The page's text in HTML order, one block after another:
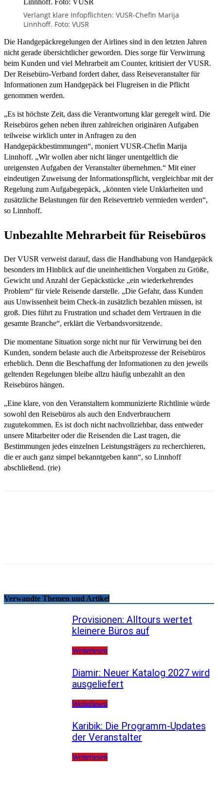
Verlangt klare Infopflichten: VUSR-Chefin Marija
Linnhoff. Foto: VUSR
Die Handgepäckregelungen der Airlines sind in den letzten Jahren
nicht gerade übersichtlicher geworden. Dies sorge für Verwirrung
beim Kunden und viel Mehrarbeit am Counter, kritisiert der VUSR.
Der Reisebüro-Verband fordert daher, dass Reiseveranstalter für
Informationen zum Handgepäck bei Flugreisen in die Pflicht
genommen werden.
„Es ist höchste Zeit, dass die Verantwortung klar geregelt wird. Die
Reisebüros gehen neben ihren zahlreichen originären Aufgaben
teilweise wirklich unter in Anfragen zu den
Handgepäckbestimmungen“, moniert VUSR-Chefin Marija
Linnhoff. „Wir wollen aber nicht länger unentgeltlich die
ureigensten Aufgaben der Veranstalter übernehmen.“ Mit einer
eindeutigen Zuweisung der Informationspflicht, vergleichbar mit der
Regelung zum Aufgabegepäck, „könnten viele Unklarheiten und
zusätzliche Belastungen für den Reisevertrieb vermieden werden“,
so Linnhoff.
Unbezahlte Mehrarbeit für Reisebüros
Der VUSR verweist darauf, dass die Handhabung von Handgepäck
besonders im Hinblick auf die uneinheitlichen Vorgaben zu Größe,
Gewicht und Anzahl der Gepäckstücke „ein wiederkehrendes
Problem“ für viele Reisende darstelle. „Die Gefahr, dass Kunden
aus Unwissenheit beim Check-in zusätzlich bezahlen müssen, ist
groß. Dies führt zu Frustration und schadet dem Vertrauen in die
gesamte Branche“, erklärt die Verbandsvorsitzende.
Die momentane Situation sorge nicht nur für Verwirrung bei den
Kunden, sondern belaste auch die Arbeitsprozesse der Reisebüros
erheblich. Denn die Beschaffung der Informationen zu den jeweils
geltenden Regelungen bleibe allzu häufig unbezahlt an den
Reisebüros hängen.
„Eine klare, von den Veranstaltern kommunizierte Richtlinie würde
sowohl den Reisebüros als auch den Endverbrauchern
zugutekommen. Es ist doch nicht nachvollziehbar, dass entweder
unsere Mitarbeiter oder die Reisenden die Last tragen, die
Bestimmungen jedes einzelnen Leistungsträgers zu recherchieren,
die er auch ganz simpel bekanntgeben kann“, so Linnhoff
abschließend. (rie)
Verwandte Themen und Artikel
Provisionen: Alltours wertet
kleinere Büros auf
Weiterlesen
Diamir: Neuer Katalog 2027 wird
ausgeliefert
Weiterlesen
Karibik: Die Programm-Updates
der Veranstalter
Weiterlesen